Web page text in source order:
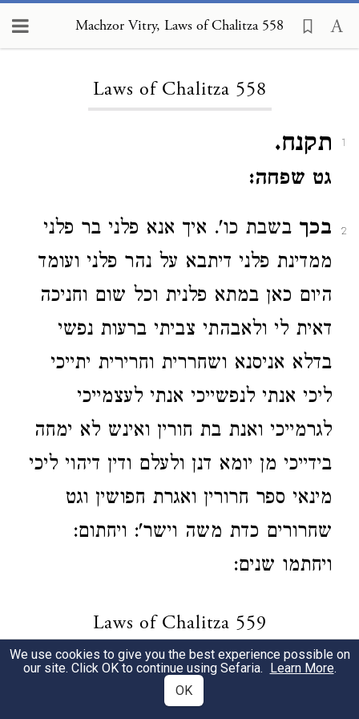
Machzor Vitry, Laws of Chalitza 558
Laws of Chalitza 558
1 תקנח.
גט שפחה:
2 בכך בשבת כו'. איך אנא פלני בר פלני
ממדינת פלני דיתבא על נהר פלני ועומד
היום כאן במתא פלנית וכל שום וחניכה
דאית לי ולאבהתי צביתי ברעות נפשי
בדלא אניסנא ושחררית וחרירית יתייכי
ליכי אנתי לנפשייכי אנתי לעצמייכי
לגרמייכי ואנת בת חורין ואינש לא ימחה
בידייכי מן יומא דנן ולעלם ודין דיהוי ליכי
מינאי ספר חרורין ואגרת חפושין וגט
שחרורים כדת משה וישר': ויחתום:
ויחתמו שנים:
Laws of Chalitza 559
תקנט.
We use cookies to give you the best experience possible on
our site. Click OK to continue using Sefaria. Learn More.
OK